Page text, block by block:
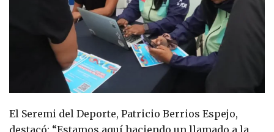
El Seremi del Deporte, Patricio Berrios Espejo,
destacó: “Estamos aquí haciendo un llamado a la